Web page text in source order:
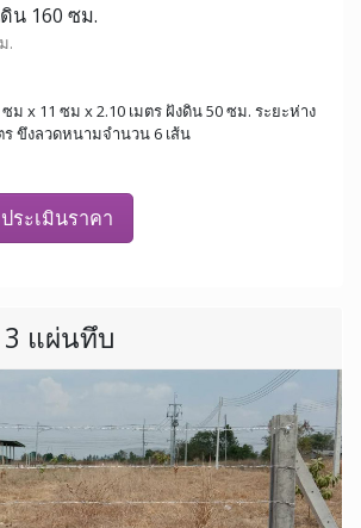
น 160 ซม.
.
ม x 11 ซม x 2.10 เมตร ฝังดิน 50 ซม. ระยะห่าง
ร ขึงลวดหนามจำนวน 6 เส้น
ระเมินราคา
3 แผ่นทึบ